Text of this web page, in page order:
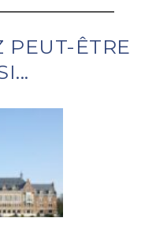
PEUT-ÊTRE